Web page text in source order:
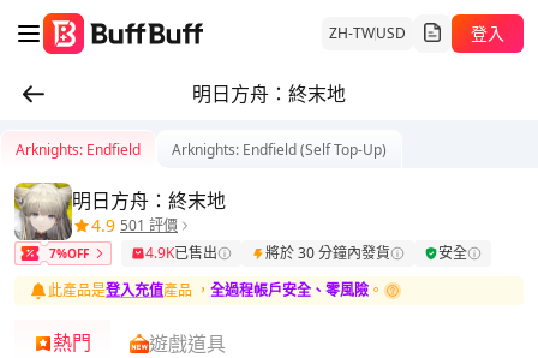
ZH-TWUSD 登入
明日方舟：終末地
Arknights: Endfield Arknights: Endfield (Self Top-Up)
明日方舟：終末地
4.9 501 評價
7%OFF 4.9K已售出 將於 30 分鐘內發貨
安全
此產品是登入充值產品 ， 全過程帳戶安全、零風險 。
熱門 遊戲道具